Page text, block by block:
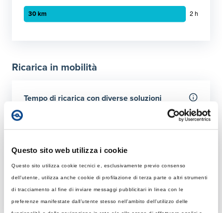
Questo sito web utilizza i cookie
Questo sito utilizza cookie tecnici e, esclusivamente previo consenso
dell’utente, utilizza anche cookie di profilazione di terza parte o altri strumenti
di tracciamento al fine di inviare messaggi pubblicitari in linea con le
preferenze manifestate dall’utente stesso nell’ambito dell’utilizzo delle
2 ora:30 km
Ricarica in mobilità
Tempo di ricarica con diverse soluzioni
Tempo di ricarica con 22 kW
Rapida: tempo necessario per ricaricare 50 km
Elemento 1:27 minuti
Ultraveloce
Colonnina DC 150 kW